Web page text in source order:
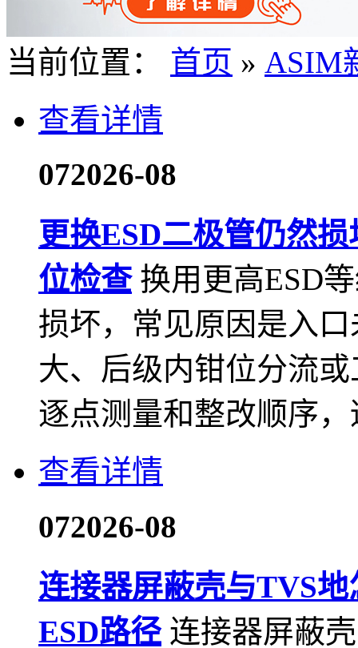
当前位置： 首页 » ASIM
查看详情
072026-08
更换ESD二极管仍然
位检查 换用更高ESD
损坏，常见原因是入
大、后级内钳位分流
逐点测量和整改顺序
查看详情
072026-08
连接器屏蔽壳与TVS
ESD路径 连接器屏蔽